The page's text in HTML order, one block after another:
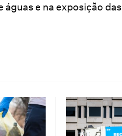
e na exposição das